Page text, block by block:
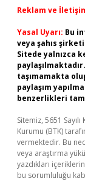
Reklam ve
Yasal Uyarı: Bu
veya şahıs
Sitede yalnızca
taşımamakta
paylaşım
benzerlikleri
Sitemiz, 5651
Kurumu (BTK)
vermektedir. Bu
veya araştırma
yazdıkları
bu sorumluluğu